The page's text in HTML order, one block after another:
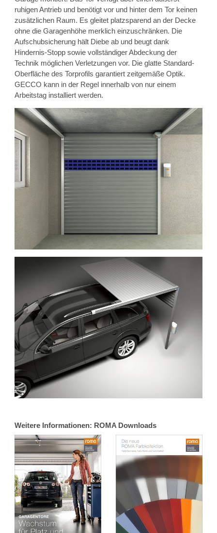
ruhigen Antrieb und benötigt vor und hinter dem Tor keinen
zusätzlichen Raum. Es gleitet platzsparend an der Decke
ohne die Garagenhöhe merklich einzuschränken. Die
Aufschubsicherung hält Diebe ab und beugt dank
Hindernis-Stopp sowie vollständiger Abdeckung der
Technik möglichen Verletzungen vor. Die glatte Standard-
Oberfläche des Torprofils garantiert zeitgemäße Optik.
GECCO kann in der Regel innerhalb von nur einem
Arbeitstag installiert werden.
Weitere Informationen: ROMA Downloads